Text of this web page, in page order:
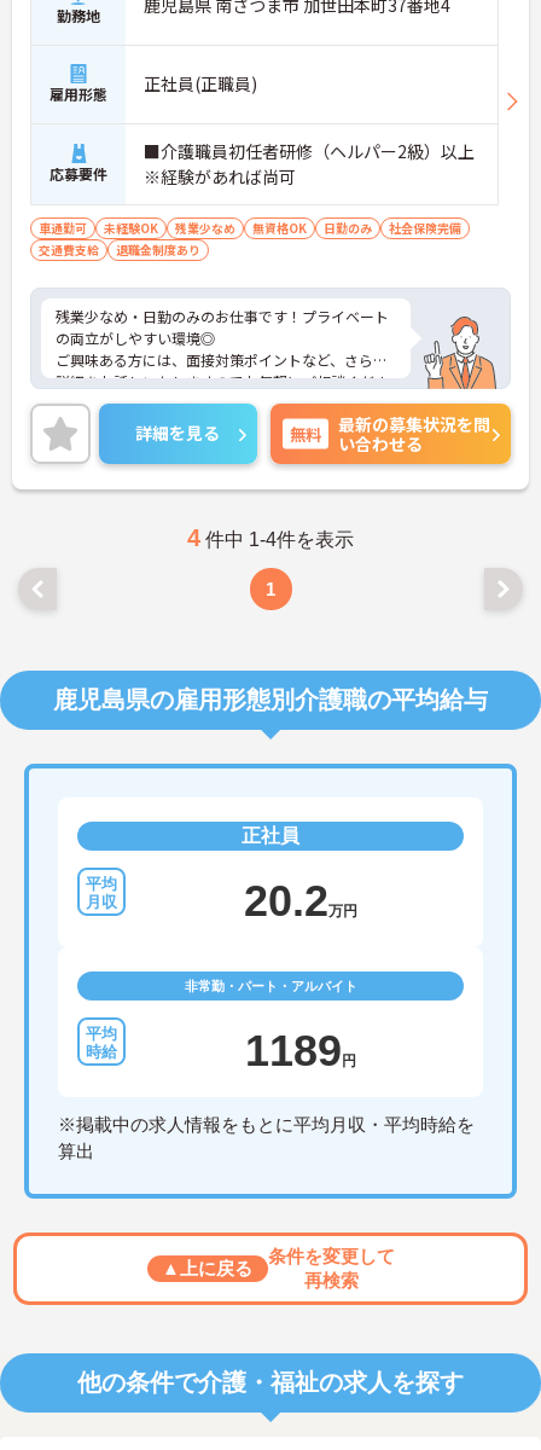
勤務地 鹿児島県 南さつま市 加世田本町37番地4
雇用形態 正社員(正職員)
応募要件
■介護職員初任者研修（ヘルパー2級）以上
※経験があれば尚可
車通勤可 未経験OK 残業少なめ 無資格OK 日勤のみ
社会保険完備
交通費支給
退職金制度あり
残業少なめ・日勤のみのお仕事です！プライベート
の両立がしやすい環境◎
ご興味ある方には、面接対策ポイントなど、さらに
詳細をお話しいたしますのでお気軽にご相談くださ
い！
詳細を見る 無料
最新の募集状況を問
い合わせる
4 件中 1-4件を表示
1
鹿児島県の雇用形態別介護職の平均給与
正社員
20.2万円
非常勤・パート・アルバイト
1189 円
※掲載中の求人情報をもとに平均月収・平均時給を
算出
▲上に戻る
条件を変更して
再検索
他の条件で介護・福祉の求人を探す